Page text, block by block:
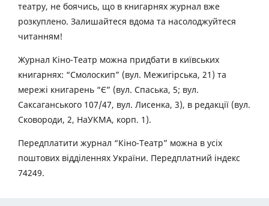
театру, не боячись, що в книгарнях журнал вже
розкуплено. Залишайтеся вдома та насолоджуйтеся
читанням!
Журнал Кіно-Театр можна придбати в київських
книгарнях: “Смолоскип” (вул. Межигірська, 21) та
мережі книгарень “Є” (вул. Спаська, 5; вул.
Саксаганського 107/47, вул. Лисенка, 3), в редакції (вул.
Сковороди, 2, НаУКМА, корп. 1).
Передплатити журнал “Кіно-Театр” можна в усіх
поштових відділеннях України. Передплатний індекс
74249.